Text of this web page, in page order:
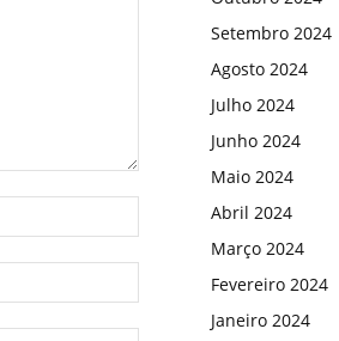
Setembro 2024
Agosto 2024
Julho 2024
Junho 2024
Maio 2024
Abril 2024
Março 2024
Fevereiro 2024
Janeiro 2024